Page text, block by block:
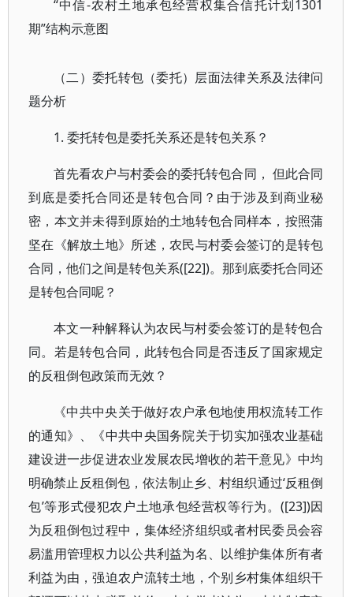
“中信-农村土地承包经营权集合信托计划1301
期”结构示意图
（二）委托转包（委托）层面法律关系及法律问
题分析
1. 委托转包是委托关系还是转包关系？
首先看农户与村委会的委托转包合同， 但此合同
到底是委托合同还是转包合同？由于涉及到商业秘
密，本文并未得到原始的土地转包合同样本，按照蒲
坚在《解放土地》所述，农民与村委会签订的是转包
合同，他们之间是转包关系([22])。那到底委托合同还
是转包合同呢？
本文一种解释认为农民与村委会签订的是转包合
同。若是转包合同，此转包合同是否违反了国家规定
的反租倒包政策而无效？
《中共中央关于做好农户承包地使用权流转工作
的通知》、《中共中央国务院关于切实加强农业基础
建设进一步促进农业发展农民增收的若干意见》中均
明确禁止反租倒包，依法制止乡、村组织通过‘反租倒
包’等形式侵犯农户土地承包经营权等行为。([23])因
为反租倒包过程中，集体经济组织或者村民委员会容
易滥用管理权力以公共利益为名、以维护集体所有者
利益为由，强迫农户流转土地，个别乡村集体组织干